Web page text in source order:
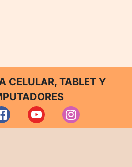
CELULAR, TABLET Y